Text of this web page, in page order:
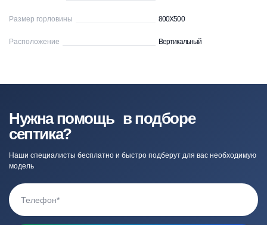
Размер горловины 800Х500
Расположение Вертикальный
Нужна помощь в подборе
септика?
Наши специалисты бесплатно и быстро подберут для вас необходимую
модель